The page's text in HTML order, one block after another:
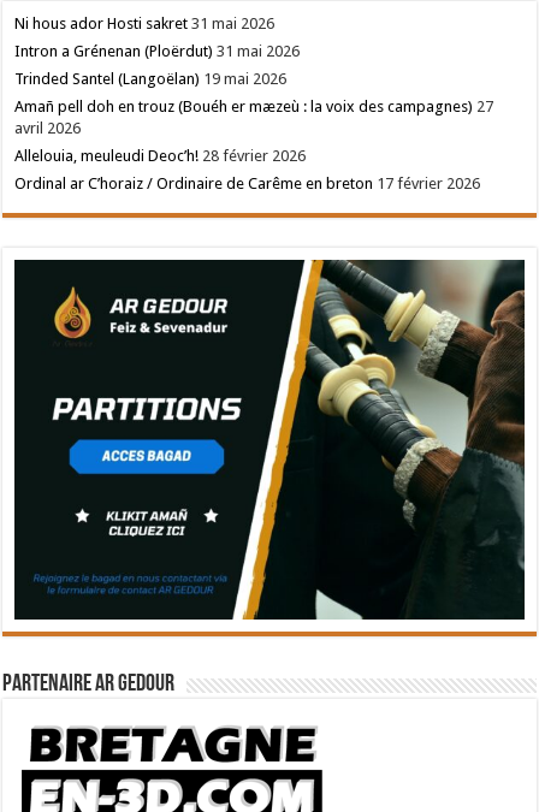
Ni hous ador Hosti sakret 31 mai 2026
Intron a Grénenan (Ploërdut) 31 mai 2026
Trinded Santel (Langoëlan) 19 mai 2026
Amañ pell doh en trouz (Bouéh er mæzeù : la voix des campagnes) 27
avril 2026
Allelouia, meuleudi Deoc’h! 28 février 2026
Ordinal ar C’horaiz / Ordinaire de Carême en breton 17 février 2026
Partenaire Ar Gedour